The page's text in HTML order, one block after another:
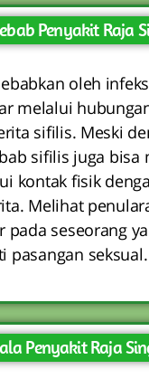
Penyakit Raja
oleh
melalui
sifilis. Meski
sifilis juga bisa
kontak fisik
Melihat
pada seseorang
pasangan seksual.
Penyakit Raja